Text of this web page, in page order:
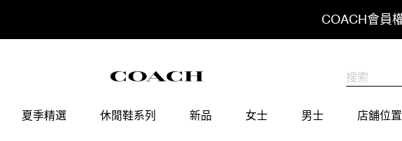
夏季精選 休閒鞋系列 新品 女士 男士 店舖位置